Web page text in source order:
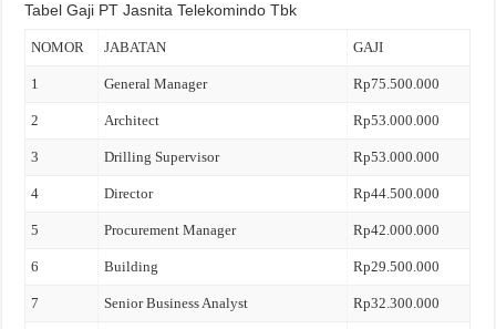
Tabel Gaji PT Jasnita Telekomindo Tbk
NOMOR JABATAN GAJI
1 General Manager Rp75.500.000
2 Architect Rp53.000.000
3 Drilling Supervisor Rp53.000.000
4 Director Rp44.500.000
5 Procurement Manager Rp42.000.000
6 Building Rp29.500.000
7 Senior Business Analyst Rp32.300.000